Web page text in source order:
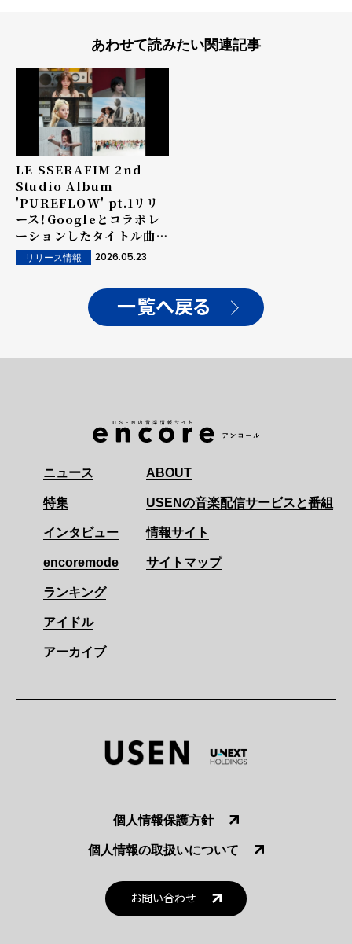
あわせて読みたい関連記事
LE SSERAFIM 2nd
Studio Album
'PUREFLOW' pt.1リリ
ース！Googleとコラボレ
ーションしたタイトル曲
「BOOMPALA」MVも公
開！ ...世界中の人々が楽し
むお祭りのような雰囲気と
斬新なCG演出、誰でも真
似できる中毒性の高いパフ
リリース情報 2026.05.23
一覧へ戻る
ニュース
特集
インタビュー
encoremode
ランキング
アイドル
アーカイブ
ABOUT
USENの音楽配信サービスと番組
情報サイト
サイトマップ
個人情報保護方針
個人情報の取扱いについて
お問い合わせ